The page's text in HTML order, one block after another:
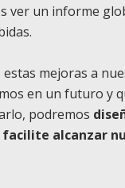
ver un informe
estas mejoras a
en un futuro y
podremos
facilite alcanzar